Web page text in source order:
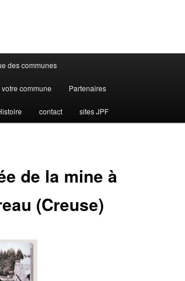
des communes
commune Partenaires
contact sites JPF
de la mine à
(Creuse)